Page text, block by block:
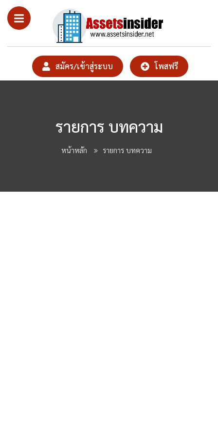
สมัคร/เข้าสู่ระบบ โพสฟรี
รายการ บทความ
หน้าหลัก รายการ บทความ